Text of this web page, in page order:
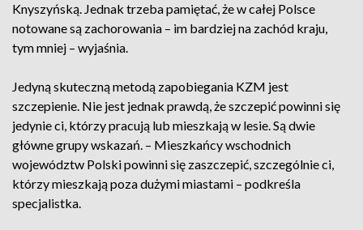
Knyszyńską. Jednak trzeba pamiętać, że w całej Polsce
notowane są zachorowania – im bardziej na zachód kraju,
tym mniej – wyjaśnia.
Jedyną skuteczną metodą zapobiegania KZM jest
szczepienie. Nie jest jednak prawdą, że szczepić powinni się
jedynie ci, którzy pracują lub mieszkają w lesie. Są dwie
główne grupy wskazań. – Mieszkańcy wschodnich
województw Polski powinni się zaszczepić, szczególnie ci,
którzy mieszkają poza dużymi miastami – podkreśla
specjalistka.